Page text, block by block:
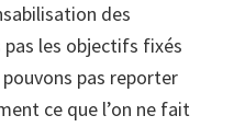
des
les objectifs fixés
pas reporter
ce que l’on ne fait